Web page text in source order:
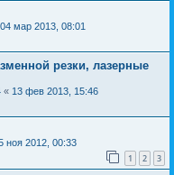
04 мар 2013, 08:01
резки, лазерные
« 13 фев 2013, 15:46
ноя 2012, 00:33
1 2 3